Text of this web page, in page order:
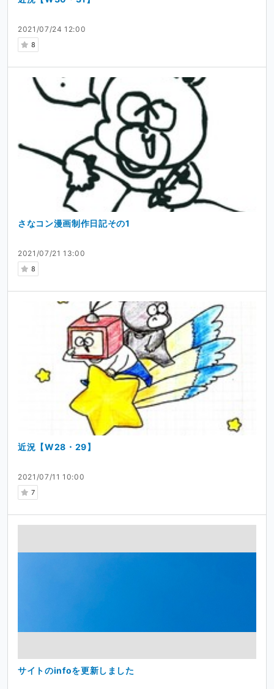
2021/07/24 12:00
8
2021/07/21 13:00
8
さなコン漫画制作日記その1
2021/07/11 10:00
7
近況【W28・29】
サイトのinfoを更新しました